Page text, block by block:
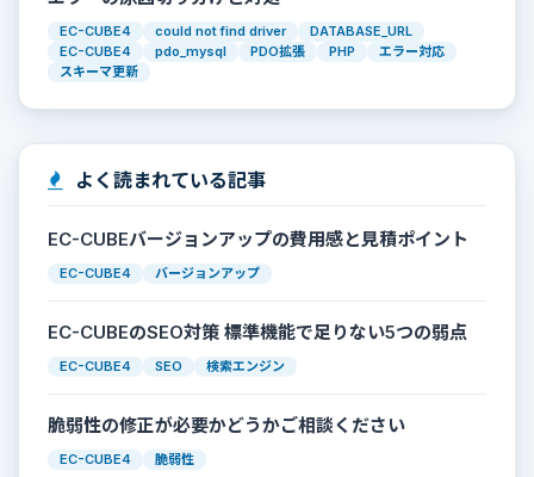
EC-CUBE4 could not find driver
DATABASE_URL
EC-CUBE4
pdo_mysql PDO拡張 PHP
エラー対応
スキーマ更新
よく読まれている記事
EC-CUBEバージョンアップの費用感と見積ポイント
EC-CUBE4 バージョンアップ
EC-CUBEのSEO対策 標準機能で足りない5つの弱点
EC-CUBE4 SEO 検索エンジン
脆弱性の修正が必要かどうかご相談ください
EC-CUBE4 脆弱性